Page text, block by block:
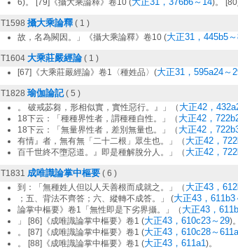
6)。 [79]《攝大乘論釋》卷10 (
)。
T1598 攝大乘論釋( 1 )
故，名為闕因。」《攝大乘論釋》卷10 (大正31，445b5
T1604 大乘莊嚴經論( 1 )
[67]《大乘莊嚴經論》卷1〈種姓品〉(大正31，595a24～
T1828 瑜伽論記( 5 )
。 破戒苾芻，形相似實，實性惡行。』」（ 大正42，
18下云：「種種界性者，謂種種自性。」（ 大正42，
18下云：「無量界性者，差別無量也。」（ 大正42，
有情』者，無有無「二十二根」眾生也。」（ 大正42，
百千世終不墮惡道。』即是種解脫分人。」（ 大正42，
T1831 成唯識論掌中樞要( 6 )
到：「無種姓人但以人天善根而成就之。」（ 大正43，
；五、背法不齊答；六、縱轉不成答。」 (大正43，611b3
論掌中樞要》卷1「無性即是下劣界攝。」（ 大正43，
」 [86]《成唯識論掌中樞要》卷1 (大正43，610c23～29)
。 [87]《成唯識論掌中樞要》卷1 (大正43，610c28～
。 [88]《成唯識論掌中樞要》卷1 (大正43，611a1)。